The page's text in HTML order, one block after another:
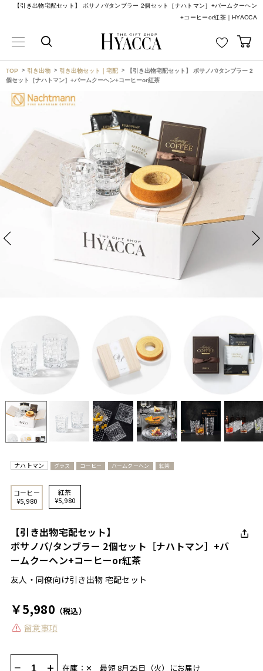
【引き出物宅配セット】 ボサノバ/タンブラー 2個セット［ナハトマン］+バームクーヘン
+コーヒーor紅茶｜HYACCA
TOP 引き出物 引き出物セット｜宅配
【引き出物宅配セット】 ボサノバ/タンブラー 2
個セット［ナハトマン］+バームクーヘン+コーヒーor紅茶
ナハトマン グラス コーヒー バームクーヘン 紅茶
コーヒー
¥5,980
紅茶
¥5,980
【引き出物宅配セット】
ボサノバ/タンブラー 2個セット［ナハトマン］+バ
ームクーヘン+コーヒーor紅茶
友人・同僚向け引き出物 宅配セット
￥5,980 （税込）
留意事項
− + 在庫：✕ 最短 8月25日（火）にお届け